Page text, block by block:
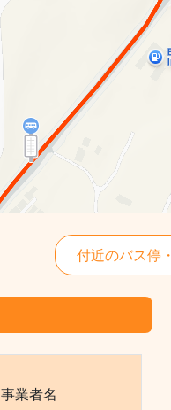
270滝沢駅・盛岡大
線 - 岩手
付近のバス停
事業者名